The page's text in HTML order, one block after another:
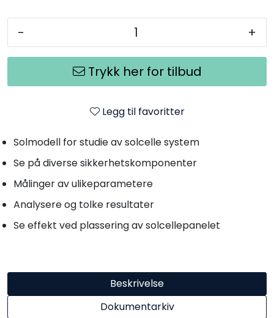
- +
Trykk her for tilbud
Legg til favoritter
Solmodell for studie av solcelle system
Se på diverse sikkerhetskomponenter
Målinger av ulikeparametere
Analysere og tolke resultater
Se effekt ved plassering av solcellepanelet
Beskrivelse
Dokumentarkiv
Outlet